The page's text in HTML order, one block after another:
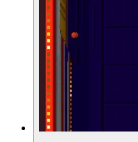
00:22:45 - Vorbild
00:23:38 - Der
00:24:38 - Der